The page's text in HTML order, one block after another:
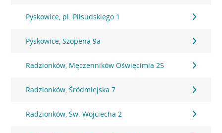
Pyskowice, pl. Piłsudskiego 1
Pyskowice, Szopena 9a
Radzionków, Męczenników Oświęcimia 25
Radzionków, Śródmiejska 7
Radzionków, Św. Wojciecha 2